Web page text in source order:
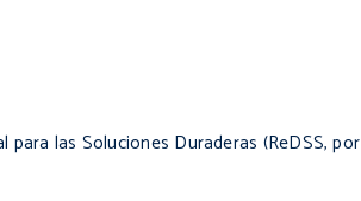
las Soluciones Duraderas (ReDSS, por